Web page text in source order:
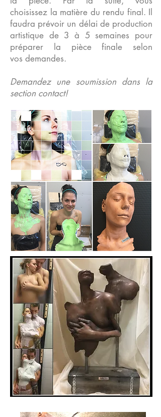
choisissez la matière du rendu final. Il
faudra prévoir un délai de production
artistique de 3 à 5 semaines pour
préparer la pièce finale selon
vos demandes.
Demandez une soumission dans la
section contact!